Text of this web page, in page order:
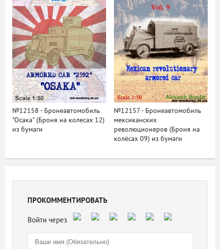
№12158 - Бронеавтомобиль
"Осака" (Броня на колесах 12)
из бумаги
№12157 - Бронеавтомобиль
мексиканских
революционеров (Броня на
колёсах 09) из бумаги
ПРОКОММЕНТИРОВАТЬ